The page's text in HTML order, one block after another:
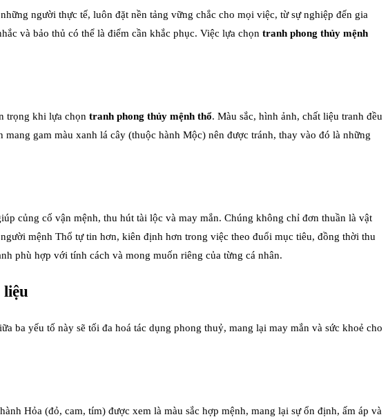
người thực tế, luôn đặt nền tảng vững chắc cho mọi việc, từ sự nghiệp đến gia
và bảo thủ có thể là điểm cần khắc phục. Việc lựa chọn tranh phong thủy mệnh
trọng khi lựa chọn tranh phong thủy mệnh thổ. Màu sắc, hình ảnh, chất liệu tranh đều
gam màu xanh lá cây (thuộc hành Mộc) nên được tránh, thay vào đó là những
củng cố vận mệnh, thu hút tài lộc và may mắn. Chúng không chỉ đơn thuần là vật
mệnh Thổ tự tin hơn, kiên định hơn trong việc theo đuổi mục tiêu, đồng thời thu
phù hợp với tính cách và mong muốn riêng của từng cá nhân.
liệu
ba yếu tố này sẽ tối đa hoá tác dụng phong thuỷ, mang lại may mắn và sức khoẻ cho
Hỏa (đỏ, cam, tím) được xem là màu sắc hợp mệnh, mang lại sự ổn định, ấm áp và